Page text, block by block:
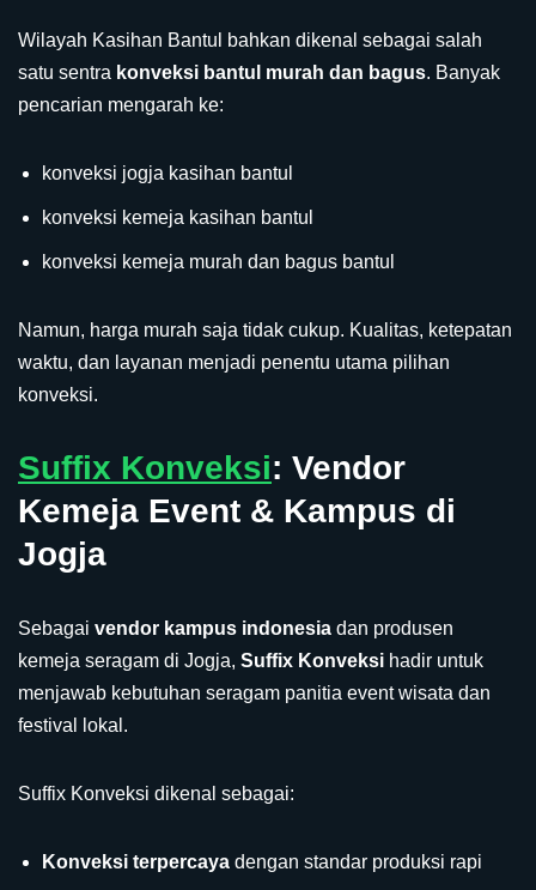
Wilayah Kasihan Bantul bahkan dikenal sebagai salah
satu sentra konveksi bantul murah dan bagus. Banyak
pencarian mengarah ke:
konveksi jogja kasihan bantul
konveksi kemeja kasihan bantul
konveksi kemeja murah dan bagus bantul
Namun, harga murah saja tidak cukup. Kualitas, ketepatan
waktu, dan layanan menjadi penentu utama pilihan
konveksi.
Suffix Konveksi: Vendor
Kemeja Event & Kampus di
Jogja
Sebagai vendor kampus indonesia dan produsen
kemeja seragam di Jogja, Suffix Konveksi hadir untuk
menjawab kebutuhan seragam panitia event wisata dan
festival lokal.
Suffix Konveksi dikenal sebagai:
Konveksi terpercaya dengan standar produksi rapi